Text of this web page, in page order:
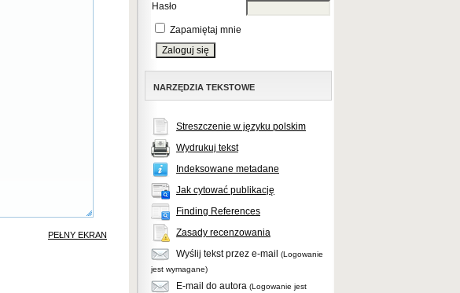
Hasło
Zapamiętaj mnie
NARZĘDZIA TEKSTOWE
Streszczenie w języku polskim
Wydrukuj tekst
Indeksowane metadane
Jak cytować publikację
Finding References
Zasady recenzowania
Wyślij tekst przez e-mail
(Logowanie
jest wymagane)
E-mail do autora (Logowanie jest
PEŁNY EKRAN